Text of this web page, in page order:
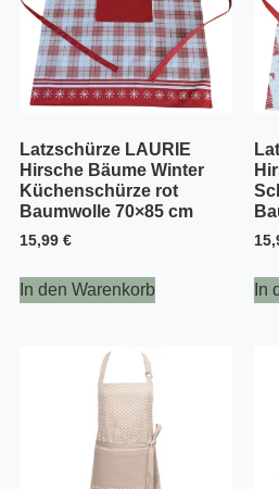
Latzschürze LAURIE
Hirsche Bäume Winter
Küchenschürze rot
Baumwolle 70×85 cm
15,99 €
In den Warenkorb In